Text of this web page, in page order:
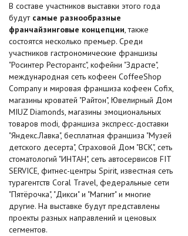
В составе участников выставки этого года
будут самые разнообразные
франчайзинговые концепции, также
состоятся несколько премьер. Среди
участников гастрономические франшизы
"Росинтер Ресторантс", кофейни "Здрасте",
международная сеть кофеен CoffeeShop
Company и мировая франшиза кофеен Cofix,
магазины кроватей "Райтон", Ювелирный Дом
MIUZ Diamonds, магазины эмоциональных
товаров modi, франшиза экспресс-доставки
"Яндекс.Лавка", бесплатная франшиза "Музей
детского десерта", Страховой Дом "ВСК", сеть
стоматологий "ИНТАН", сеть автосервисов FIT
SERVICE, фитнес-центры Spirit, известная сеть
турагентств Coral Travel, федеральные сети
"Пятёрочка", "Дикси" и "Магнит" и многие
другие. На выставке будут представлены
проекты разных направлений и ценовых
сегментов.